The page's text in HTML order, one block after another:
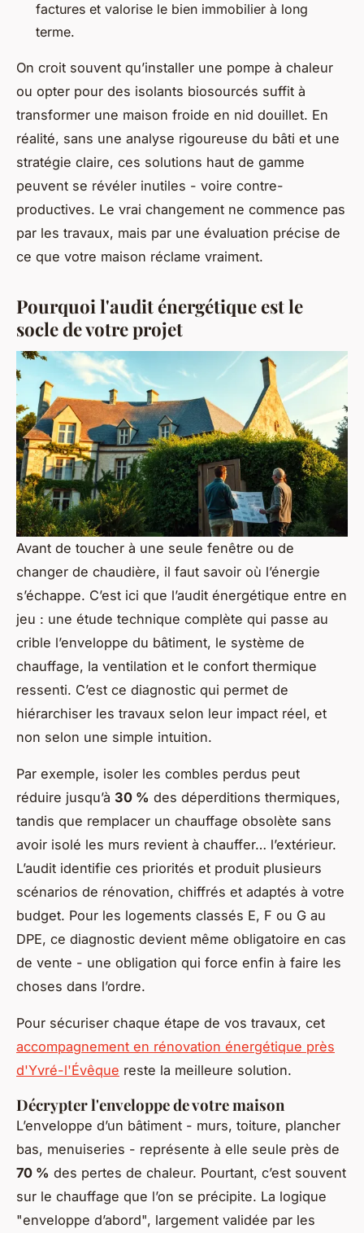
factures et valorise le bien immobilier à long
terme.
On croit souvent qu’installer une pompe à chaleur
ou opter pour des isolants biosourcés suffit à
transformer une maison froide en nid douillet. En
réalité, sans une analyse rigoureuse du bâti et une
stratégie claire, ces solutions haut de gamme
peuvent se révéler inutiles - voire contre-
productives. Le vrai changement ne commence pas
par les travaux, mais par une évaluation précise de
ce que votre maison réclame vraiment.
Pourquoi l'audit énergétique est le
socle de votre projet
Avant de toucher à une seule fenêtre ou de
changer de chaudière, il faut savoir où l’énergie
s’échappe. C’est ici que l’audit énergétique entre en
jeu : une étude technique complète qui passe au
crible l’enveloppe du bâtiment, le système de
chauffage, la ventilation et le confort thermique
ressenti. C’est ce diagnostic qui permet de
hiérarchiser les travaux selon leur impact réel, et
non selon une simple intuition.
Par exemple, isoler les combles perdus peut
réduire jusqu’à 30 % des déperditions thermiques,
tandis que remplacer un chauffage obsolète sans
avoir isolé les murs revient à chauffer… l’extérieur.
L’audit identifie ces priorités et produit plusieurs
scénarios de rénovation, chiffrés et adaptés à votre
budget. Pour les logements classés E, F ou G au
DPE, ce diagnostic devient même obligatoire en cas
de vente - une obligation qui force enfin à faire les
choses dans l’ordre.
Pour sécuriser chaque étape de vos travaux, cet
accompagnement en rénovation énergétique près
d'Yvré-l'Évêque reste la meilleure solution.
Décrypter l'enveloppe de votre maison
L’enveloppe d’un bâtiment - murs, toiture, plancher
bas, menuiseries - représente à elle seule près de
70 % des pertes de chaleur. Pourtant, c’est souvent
sur le chauffage que l’on se précipite. La logique
"enveloppe d’abord", largement validée par les